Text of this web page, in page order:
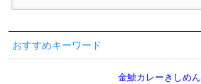
おすすめキーワード
金鯱カレーきしめん